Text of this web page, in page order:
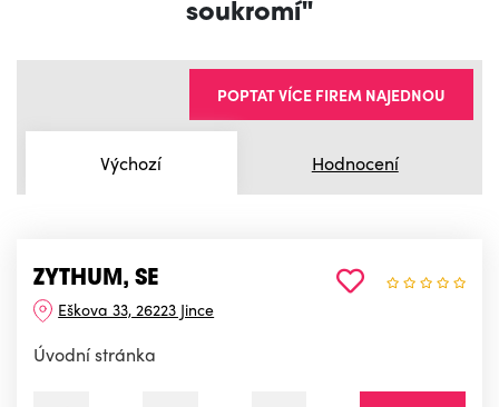
soukromí"
Výchozí Hodnocení
POPTAT VÍCE FIREM NAJEDNOU
ZYTHUM, SE
Eškova 33, 26223 Jince
Úvodní stránka